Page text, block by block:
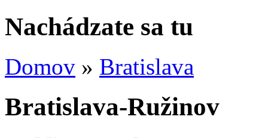
Nachádzate sa tu
Domov » Bratislava
Bratislava-Ružinov